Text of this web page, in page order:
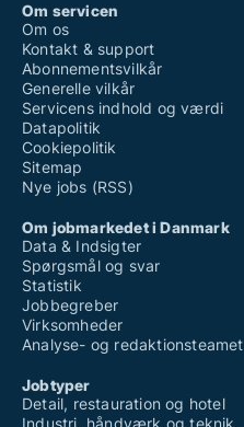
Om servicen
Om os
Kontakt & support
Abonnementsvilkår
Generelle vilkår
Servicens indhold og værdi
Datapolitik
Cookiepolitik
Sitemap
Nye jobs (RSS)
Om jobmarkedet i Danmark
Data & Indsigter
Spørgsmål og svar
Statistik
Jobbegreber
Virksomheder
Analyse- og redaktionsteamet
Jobtyper
Detail, restauration og hotel
Industri, håndværk og teknik